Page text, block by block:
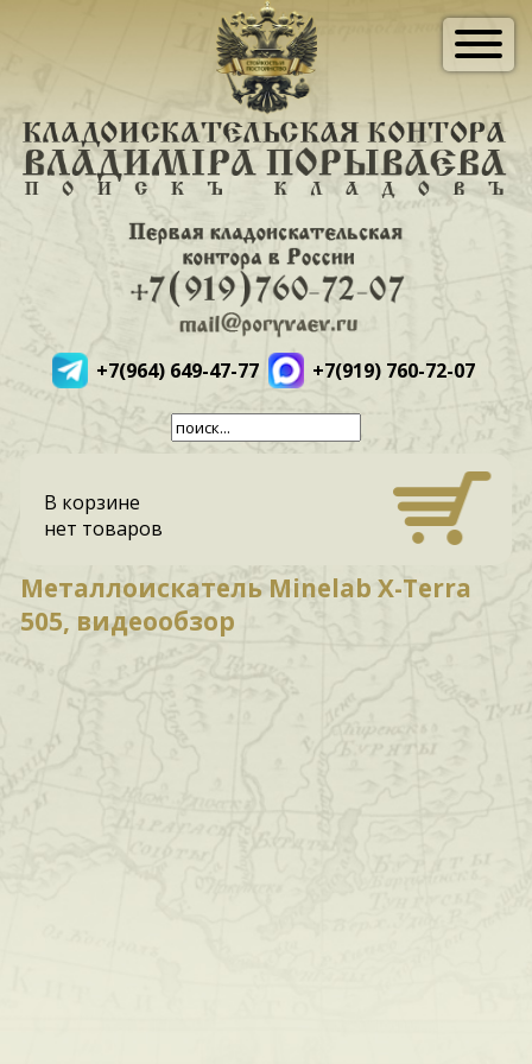
+7(964) 649-47-77 +7(919) 760-72-07
В корзине
нет товаров
Металлоискатель Minelab X-Terra
505, видеообзор